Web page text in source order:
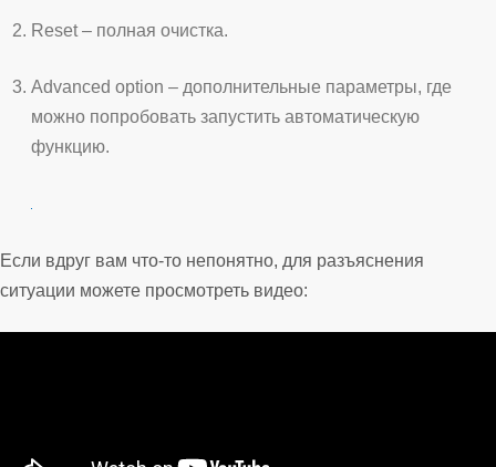
Reset – полная очистка.
Advanced option – дополнительные параметры, где
можно попробовать запустить автоматическую
функцию.
Если вдруг вам что-то непонятно, для разъяснения
ситуации можете просмотреть видео: